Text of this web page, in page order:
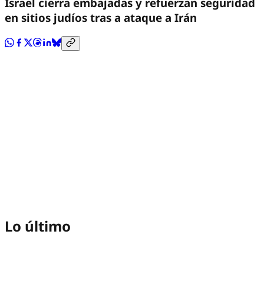
en sitios judíos tras a ataque a Irán
Lo último